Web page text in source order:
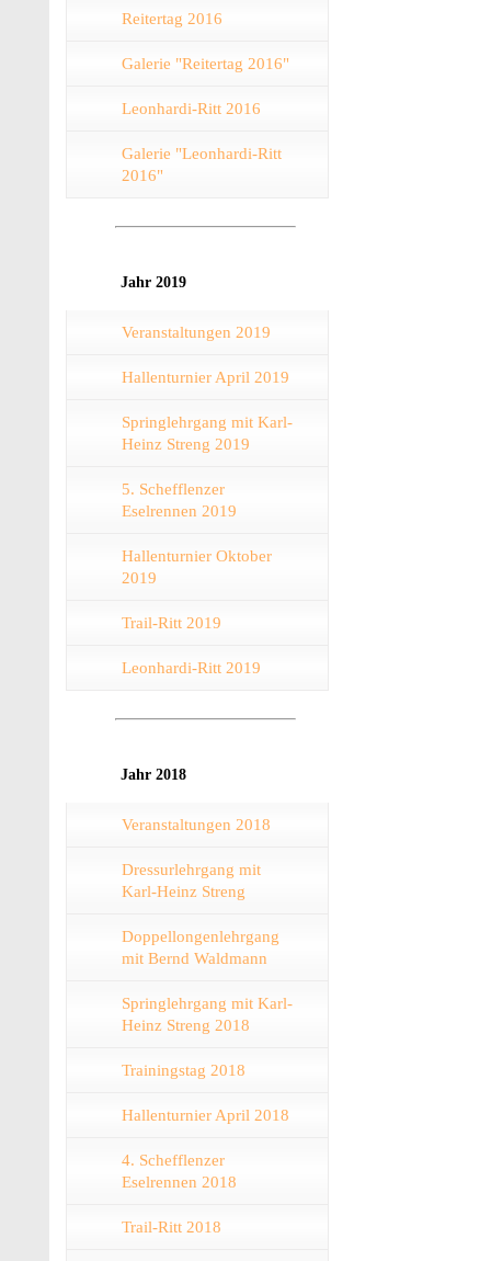
Reitertag 2016
Galerie "Reitertag 2016"
Leonhardi-Ritt 2016
Galerie "Leonhardi-Ritt
2016"
Jahr 2019
Veranstaltungen 2019
Hallenturnier April 2019
Springlehrgang mit Karl-
Heinz Streng 2019
5. Schefflenzer
Eselrennen 2019
Hallenturnier Oktober
2019
Trail-Ritt 2019
Leonhardi-Ritt 2019
Jahr 2018
Veranstaltungen 2018
Dressurlehrgang mit
Karl-Heinz Streng
Doppellongenlehrgang
mit Bernd Waldmann
Springlehrgang mit Karl-
Heinz Streng 2018
Trainingstag 2018
Hallenturnier April 2018
4. Schefflenzer
Eselrennen 2018
Trail-Ritt 2018